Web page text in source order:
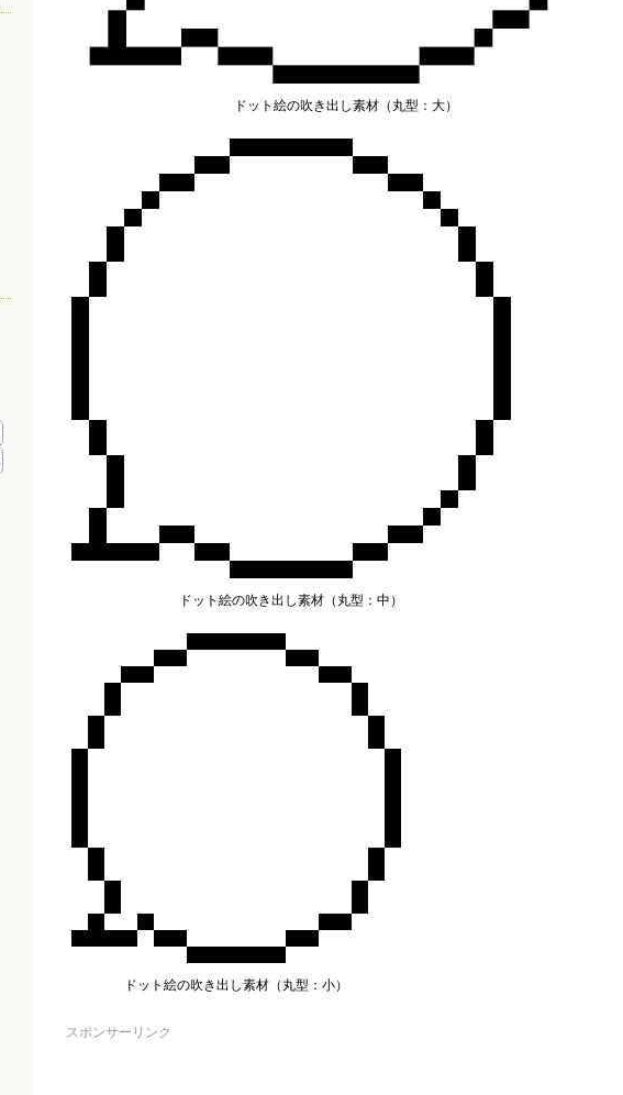
ドット絵の吹き出し素材（丸型：大）
ドット絵の吹き出し素材（丸型：中）
ドット絵の吹き出し素材（丸型：小）
スポンサーリンク